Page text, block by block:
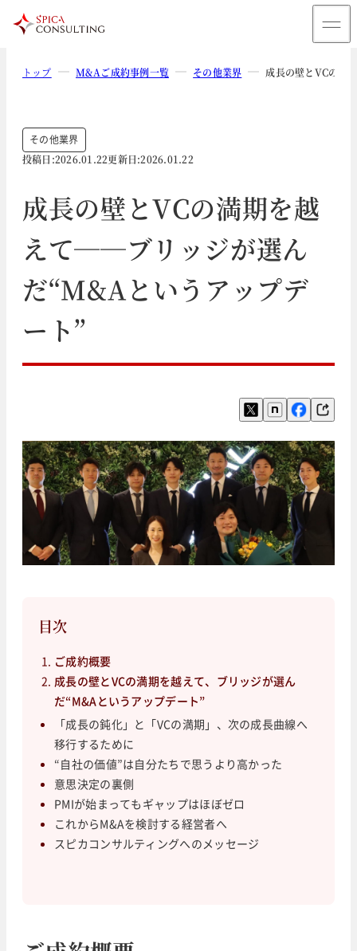
トップ M&Aご成約事例一覧 その他業界 成長の壁とVCの満
その他業界
投稿日:2026.01.22更新日:2026.01.22
成長の壁とVCの満期を越
えて──ブリッジが選ん
だ“M&Aというアップデ
ート”
目次
ご成約概要
成長の壁とVCの満期を越えて、ブリッジが選ん
だ“M&Aというアップデート”
「成長の鈍化」と「VCの満期」、次の成長曲線へ
移行するために
“自社の価値”は自分たちで思うより高かった
意思決定の裏側
PMIが始まってもギャップはほぼゼロ
これからM&Aを検討する経営者へ
スピカコンサルティングへのメッセージ